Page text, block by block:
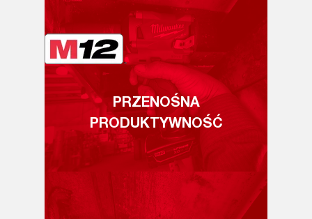
PRZENOŚNA
PRODUKTYWNOŚĆ